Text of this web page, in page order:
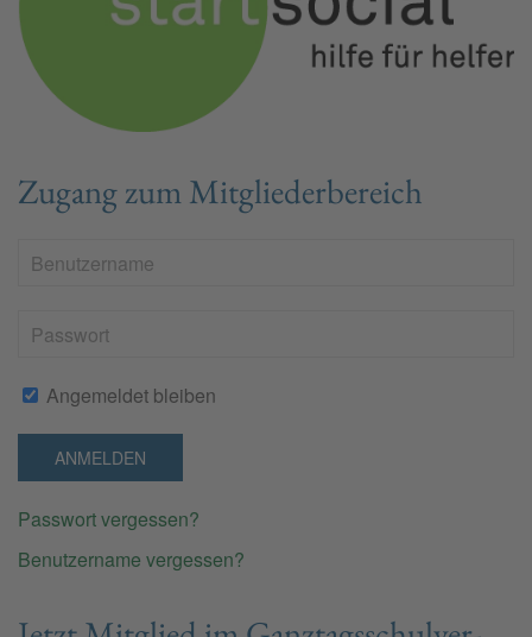
Zugang zum Mitgliederbereich
Angemeldet bleiben
ANMELDEN
Passwort vergessen?
Benutzername vergessen?